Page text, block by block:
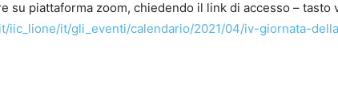
su piattaforma zoom, chiedendo il link di accesso – tasto
iic_lione/it/gli_eventi/calendario/2021/04/iv-giornata-